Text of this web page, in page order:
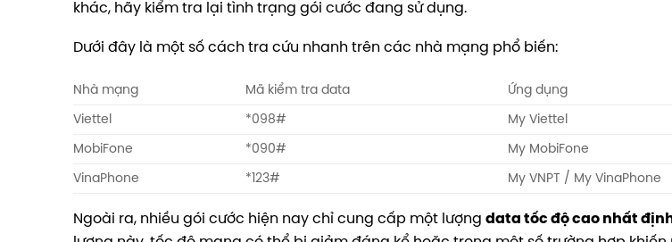
khác, hãy kiểm tra lại tình trạng gói cước đang sử dụng.
Dưới đây là một số cách tra cứu nhanh trên các nhà mạng phổ biến:
Nhà mạng Mã kiểm tra data Ứng dụng
Viettel *098# My Viettel
MobiFone *090# My MobiFone
VinaPhone *123# My VNPT / My VinaPhone
Ngoài ra, nhiều gói cước hiện nay chỉ cung cấp một lượng data tốc độ cao nhất